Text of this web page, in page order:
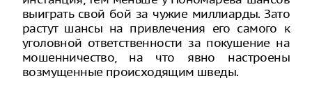
выиграть свой бой за чужие миллиарды. Зато
растут шансы на привлечения его самого к
уголовной ответственности за покушение на
мошенничество, на что явно настроены
возмущенные происходящим шведы.